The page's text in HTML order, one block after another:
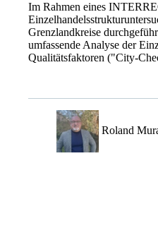
Im Rahmen eines
Grenzlandkreise
umfassende Analyse der
Qualitätsfaktoren ("City-
Roland